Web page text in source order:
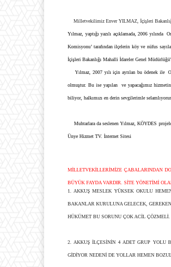
Milletvekilimiz Enver YILMAZ, İçişleri
Yılmaz, yaptığı yazılı açıklamada, 2006
Komisyonu’ tarafından ilçelerin köy ve nüfus
İçişleri Bakanlığı Mahalli İdareler Genel
Yılmaz, 2007 yılı için ayrılan bu ödenek ile
olmuştur. Bu ise yapılan ve yapacağımız
biliyor, halkımızı en derin sevgilerimle
Muhtarlara da seslenen Yılmaz, KÖYDES
Ünye Hizmet TV. İnternet Sitesi
MİLLETVEKİLLERİMİZE ÇABALARINDAN
BÜYÜK FAYDA VARDIR. SİTE YÖNETİMİ
1. AKKUŞ MESLEK YÜKSEK OKULU
BAKANLAR KURULUNA GELECEK,
HÜKÜMET BU SORUNU ÇOK ACİL
2. AKKUŞ İLÇESİNİN 4 ADET GRUP YOLU
GİDİYOR NEDENİ DE YOLLAR HEMEN